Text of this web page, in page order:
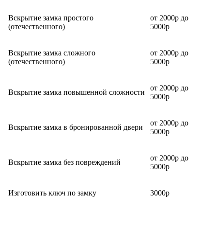
Вскрытие замка простого
(отечественного)
от 2000р до
5000р
Вскрытие замка сложного
(отечественного)
от 2000р до
5000р
Вскрытие замка повышенной сложности
от 2000р до
5000р
Вскрытие замка в бронированной двери
от 2000р до
5000р
Вскрытие замка без повреждений
от 2000р до
5000р
Изготовить ключ по замку 3000р